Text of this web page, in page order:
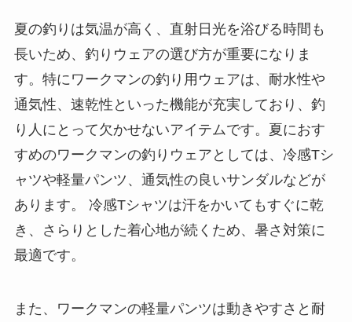
夏の釣りは気温が高く、直射日光を浴びる時間も
長いため、釣りウェアの選び方が重要になりま
す。特にワークマンの釣り用ウェアは、耐水性や
通気性、速乾性といった機能が充実しており、釣
り人にとって欠かせないアイテムです。夏におす
すめのワークマンの釣りウェアとしては、冷感Tシ
ャツや軽量パンツ、通気性の良いサンダルなどが
あります。 冷感Tシャツは汗をかいてもすぐに乾
き、さらりとした着心地が続くため、暑さ対策に
最適です。
また、ワークマンの軽量パンツは動きやすさと耐